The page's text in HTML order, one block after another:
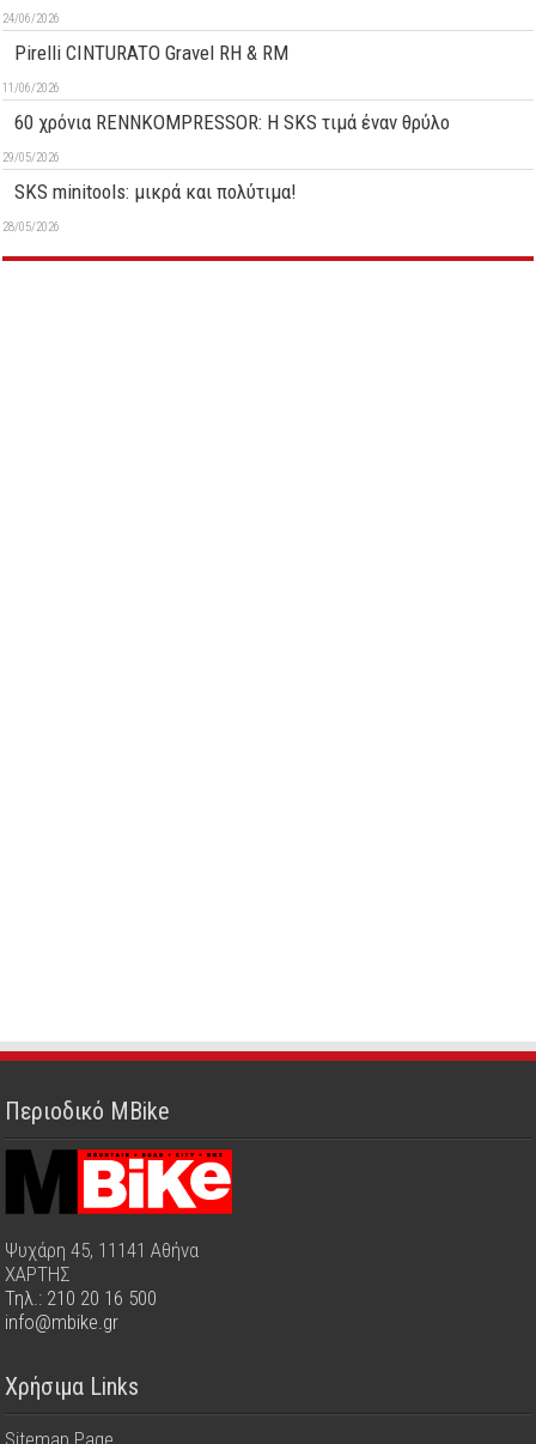
24/06/2026
Pirelli CINTURATO Gravel RH & RM
11/06/2026
60 χρόνια RENNKOMPRESSOR: Η SKS τιμά έναν θρύλο
29/05/2026
SKS minitools: μικρά και πολύτιμα!
28/05/2026
Περιοδικό MBike
Ψυχάρη 45, 11141 Αθήνα
ΧΑΡΤΗΣ
Τηλ.: 210 20 16 500
info@mbike.gr
Χρήσιμα Links